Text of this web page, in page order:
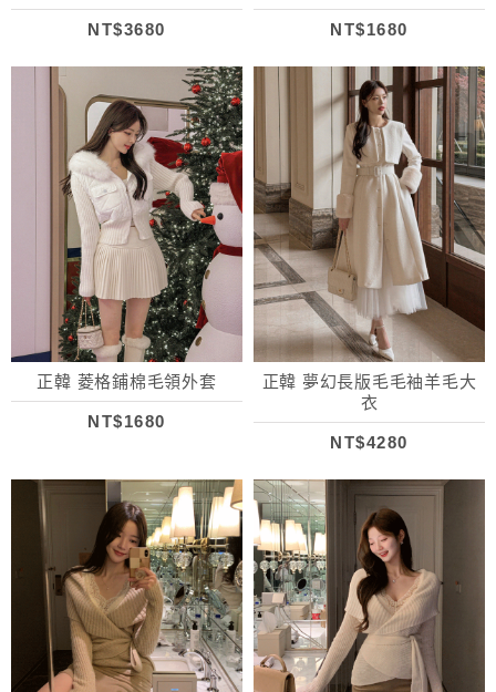
NT$3680 NT$1680
正韓 菱格鋪棉毛領外套
NT$1680
正韓 夢幻長版毛毛袖羊毛大
衣
NT$4280